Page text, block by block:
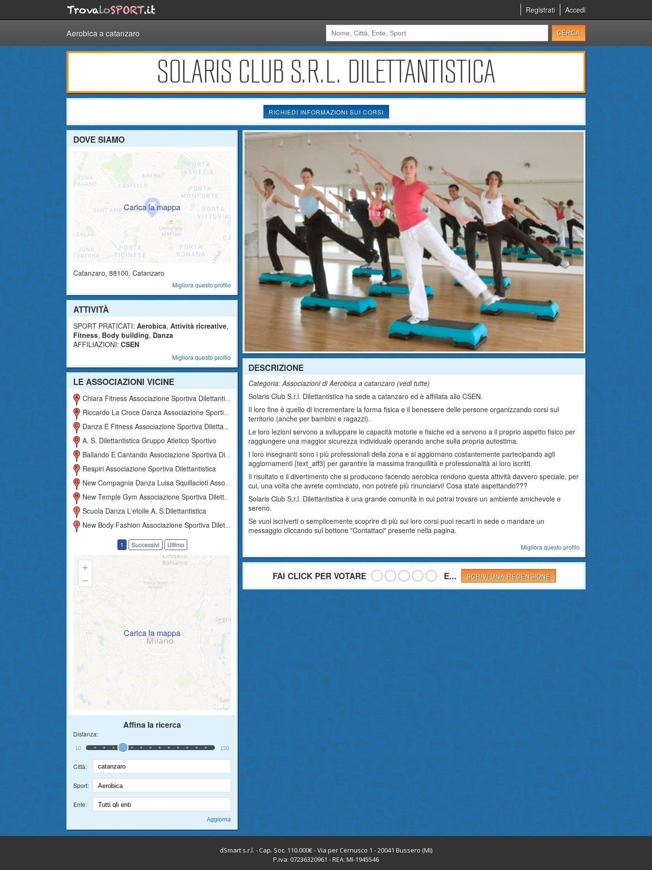
Registrati Accedi
Aerobica a catanzaro
SOLARIS CLUB S.R.L. DILETTANTISTICA
RICHIEDI INFORMAZIONI SUI CORSI
DOVE SIAMO
Catanzaro, 88100, Catanzaro
Migliora questo profilo
ATTIVITÀ
SPORT PRATICATI: Aerobica, Attività ricreative,
Fitness, Body building, Danza
AFFILIAZIONI: CSEN
Migliora questo profilo
LE ASSOCIAZIONI VICINE
Chiara Fitness Associazione Sportiva Dilettantistica
Riccardo La Croce Danza Associazione Sportiva Dilettantistica
Danza E Fitness Associazione Sportiva Dilettantistica
A. S. Dilettantistica Gruppo Atletico Sportivo
Ballando E Cantando Associazione Sportiva Dilettantistica
Respiri Associazione Sportiva Dilettantistica
New Compagnia Danza Luisa Squillacioti Associazione Sportiva Dilettantistica
New Temple Gym Associazione Sportiva Dilettantistica
Scuola Danza L'etoile A. S.dilettantistica
New Body Fashion Associazione Sportiva Dilettantistica
1 Successivi Ultimo
Carica la mappa
Affina la ricerca
Distanza:
10 150
Città:
Sport:
Ente:
DESCRIZIONE
Categoria: Associazioni di Aerobica a catanzaro (vedi tutte)
Solaris Club S.r.l. Dilettantistica ha sede a catanzaro ed è affiliata allo CSEN.
Il loro fine è quello di incrementare la forma fisica e il benessere delle persone organizzando corsi sul
territorio (anche per bambini e ragazzi).
Le loro lezioni servono a sviluppare le capacità motorie e fisiche ed a servono a il proprio aspetto fisico per
raggiungere una maggior sicurezza individuale operando anche sulla propria autostima.
I loro insegnanti sono i più professionali della zona e si aggiornano costantemente partecipando agli
aggiornamenti {text_aff3} per garantire la massima tranquillità e professionalità ai loro iscritti.
Il risultato e il divertimento che si producono facendo aerobica rendono questa attività davvero speciale, per
cui, una volta che avrete cominciato, non potrete più rinunciarvi! Cosa state aspettando???
Solaris Club S.r.l. Dilettantistica è una grande comunità in cui potrai trovare un ambiente amichevole e
sereno.
Se vuoi iscriverti o semplicemente scoprire di più sui loro corsi puoi recarti in sede o mandare un
messaggio cliccando sul bottone "Contattaci" presente nella pagina.
Migliora questo profilo
FAI CLICK PER VOTARE E... SCRIVI UNA RECENSIONE
dSmart s.r.l. - Cap. Soc. 110.000€ - Via per Cernusco 1 - 20041 Bussero (MI)
P.iva: 07236320961 - REA: MI-1945546